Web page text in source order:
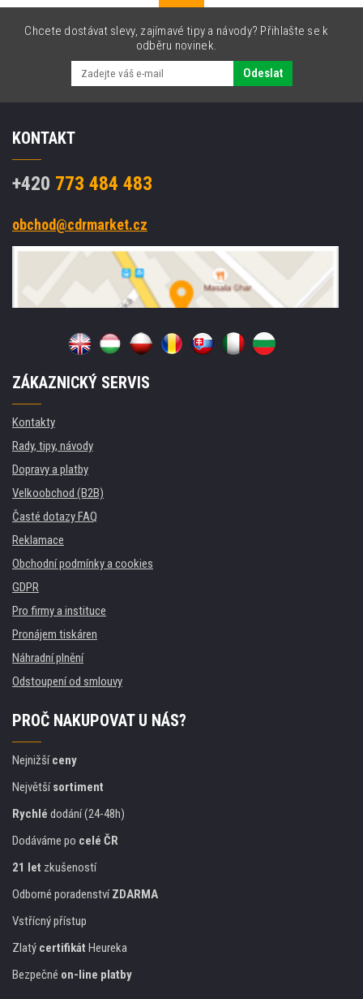
tisk
zelený
Chcete dostávat slevy, zajímavé tipy a návody? Přihlašte se k
odběru novinek.
Odeslat
KONTAKT
+420 773 484 483
obchod@cdrmarket.cz
ZÁKAZNICKÝ SERVIS
Kontakty
Rady, tipy, návody
Dopravy a platby
Velkoobchod (B2B)
Časté dotazy FAQ
Reklamace
Obchodní podmínky a cookies
GDPR
Pro firmy a instituce
Pronájem tiskáren
Náhradní plnění
Odstoupení od smlouvy
PROČ NAKUPOVAT U NÁS?
Nejnižšíceny
Největšísortiment
Rychlé dodání (24-48h)
Dodáváme po celé ČR
21 let zkušeností
Odborné poradenstvíZDARMA
Vstřícný přístup
Zlatý certifikát Heureka
Bezpečné on-line platby